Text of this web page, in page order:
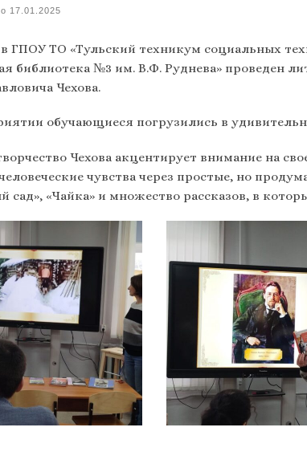
17.01.2025
в ГПОУ ТО «Тульский техникум социальных
библиотека №3 им. В.Ф. Руднева» проведен
Чехова.
обучающиеся погрузились в
Чехова акцентирует внимание на
чувства через простые, но
сад», «Чайка» и множество рассказов, в